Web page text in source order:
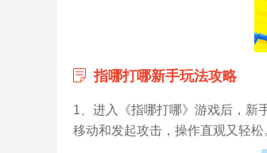
指哪打哪新手玩法攻略
1、进入《指哪打哪》游戏后，新
移动和发起攻击，操作直观又轻松